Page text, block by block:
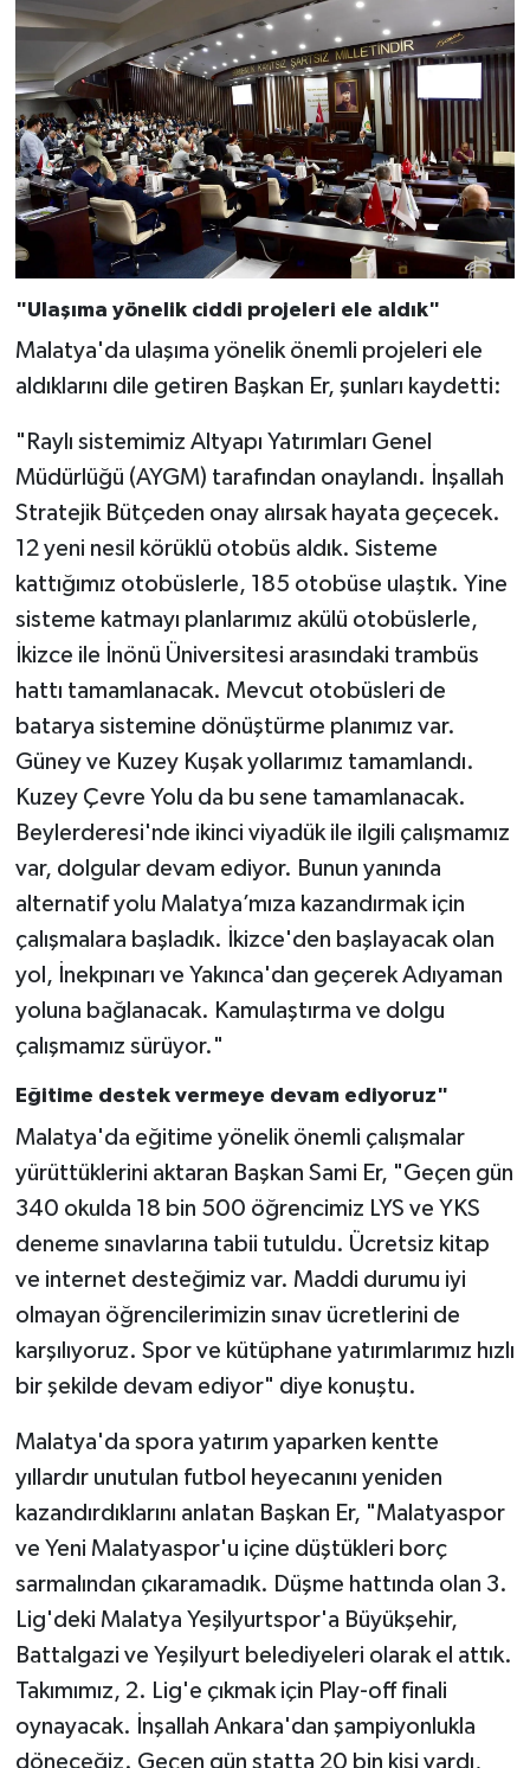
"Ulaşıma yönelik ciddi projeleri ele aldık"
Malatya'da ulaşıma yönelik önemli projeleri ele
aldıklarını dile getiren Başkan Er, şunları kaydetti:
"Raylı sistemimiz Altyapı Yatırımları Genel
Müdürlüğü (AYGM) tarafından onaylandı. İnşallah
Stratejik Bütçeden onay alırsak hayata geçecek.
12 yeni nesil körüklü otobüs aldık. Sisteme
kattığımız otobüslerle, 185 otobüse ulaştık. Yine
sisteme katmayı planlarımız akülü otobüslerle,
İkizce ile İnönü Üniversitesi arasındaki trambüs
hattı tamamlanacak. Mevcut otobüsleri de
batarya sistemine dönüştürme planımız var.
Güney ve Kuzey Kuşak yollarımız tamamlandı.
Kuzey Çevre Yolu da bu sene tamamlanacak.
Beylerderesi'nde ikinci viyadük ile ilgili çalışmamız
var, dolgular devam ediyor. Bunun yanında
alternatif yolu Malatya’mıza kazandırmak için
çalışmalara başladık. İkizce'den başlayacak olan
yol, İnekpınarı ve Yakınca'dan geçerek Adıyaman
yoluna bağlanacak. Kamulaştırma ve dolgu
çalışmamız sürüyor."
Eğitime destek vermeye devam ediyoruz"
Malatya'da eğitime yönelik önemli çalışmalar
yürüttüklerini aktaran Başkan Sami Er, "Geçen gün
340 okulda 18 bin 500 öğrencimiz LYS ve YKS
deneme sınavlarına tabii tutuldu. Ücretsiz kitap
ve internet desteğimiz var. Maddi durumu iyi
olmayan öğrencilerimizin sınav ücretlerini de
karşılıyoruz. Spor ve kütüphane yatırımlarımız hızlı
bir şekilde devam ediyor" diye konuştu.
Malatya'da spora yatırım yaparken kentte
yıllardır unutulan futbol heyecanını yeniden
kazandırdıklarını anlatan Başkan Er, "Malatyaspor
ve Yeni Malatyaspor'u içine düştükleri borç
sarmalından çıkaramadık. Düşme hattında olan 3.
Lig'deki Malatya Yeşilyurtspor'a Büyükşehir,
Battalgazi ve Yeşilyurt belediyeleri olarak el attık.
Takımımız, 2. Lig'e çıkmak için Play-off finali
oynayacak. İnşallah Ankara'dan şampiyonlukla
döneceğiz. Geçen gün statta 20 bin kişi vardı,